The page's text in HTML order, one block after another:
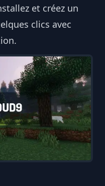
et créez un
clics avec